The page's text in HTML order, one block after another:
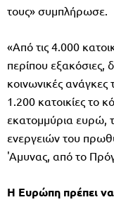
τους» συμπλήρωσε.
«Από τις 4.000
περίπου εξακόσιες,
κοινωνικές ανάγκες
1.200 κατοικίες το
εκατομμύρια ευρώ,
ενεργειών του
'Αμυνας, από το
Η Ευρώπη πρέπει